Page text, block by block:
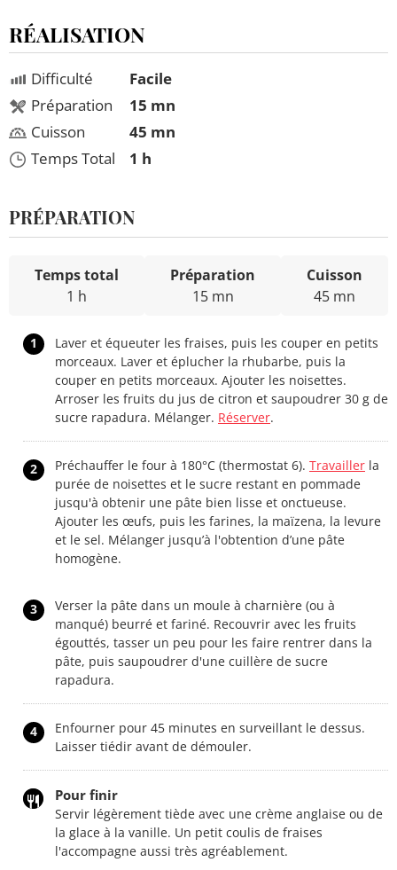
RÉALISATION
Difficulté
Préparation
Cuisson
Temps Total
Facile
15 mn
45 mn
1 h
PRÉPARATION
Temps total
1 h
Préparation
15 mn
Cuisson
45 mn
1
Laver et équeuter les fraises, puis les couper en petits
morceaux. Laver et éplucher la rhubarbe, puis la
couper en petits morceaux. Ajouter les noisettes.
Arroser les fruits du jus de citron et saupoudrer 30 g de
sucre rapadura. Mélanger. Réserver.
2 Préchauffer le four à 180°C (thermostat 6). Travailler la
purée de noisettes et le sucre restant en pommade
jusqu'à obtenir une pâte bien lisse et onctueuse.
Ajouter les œufs, puis les farines, la maïzena, la levure
et le sel. Mélanger jusqu’à l'obtention d’une pâte
homogène.
3
Verser la pâte dans un moule à charnière (ou à
manqué) beurré et fariné. Recouvrir avec les fruits
égouttés, tasser un peu pour les faire rentrer dans la
pâte, puis saupoudrer d'une cuillère de sucre
rapadura.
4
Enfourner pour 45 minutes en surveillant le dessus.
Laisser tiédir avant de démouler.
Pour finir
Servir légèrement tiède avec une crème anglaise ou de
la glace à la vanille. Un petit coulis de fraises
l'accompagne aussi très agréablement.